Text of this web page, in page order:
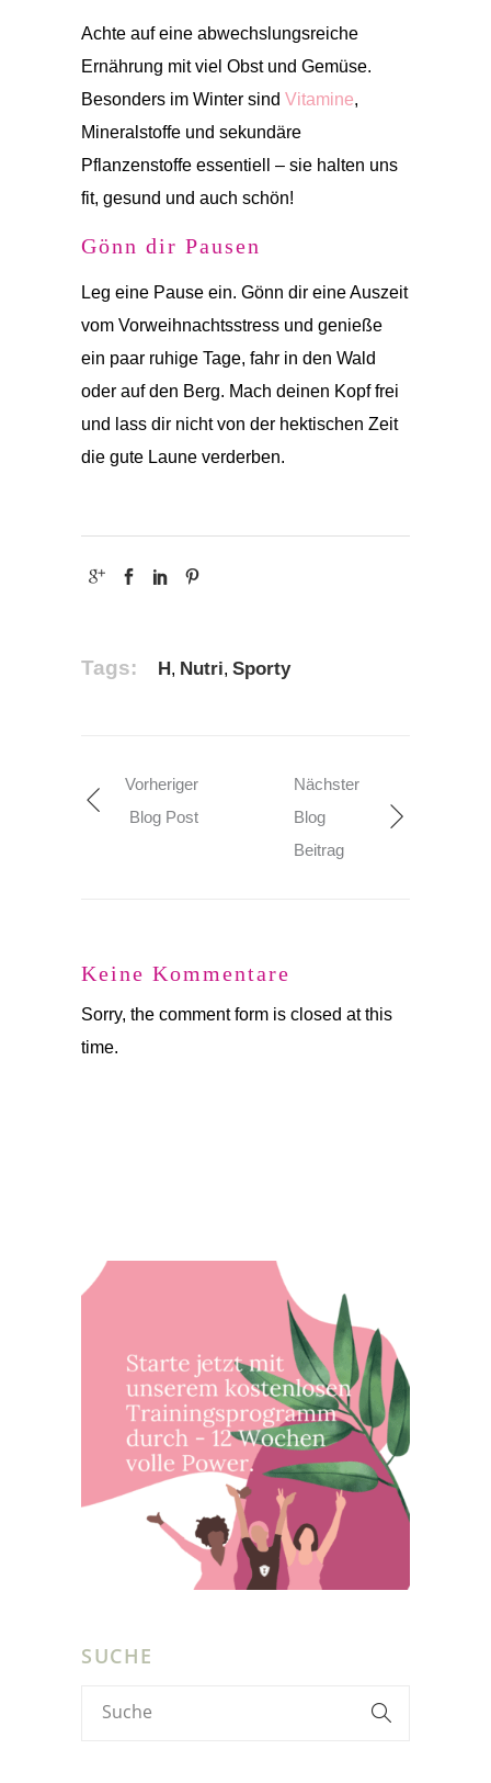
Achte auf eine abwechslungsreiche
Ernährung mit viel Obst und Gemüse.
Besonders im Winter sind Vitamine,
Mineralstoffe und sekundäre
Pflanzenstoffe essentiell – sie halten uns
fit, gesund und auch schön!
Gönn dir Pausen
Leg eine Pause ein. Gönn dir eine Auszeit
vom Vorweihnachtsstress und genieße
ein paar ruhige Tage, fahr in den Wald
oder auf den Berg. Mach deinen Kopf frei
und lass dir nicht von der hektischen Zeit
die gute Laune verderben.
Tags: H, Nutri, Sporty
Vorheriger
Blog Post
Nächster
Blog
Beitrag
Keine Kommentare
Sorry, the comment form is closed at this
time.
SUCHE